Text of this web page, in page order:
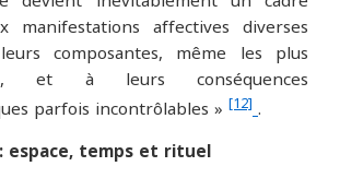
manifestations affectives diverses
composantes, même les plus
et à leurs conséquences
parfois incontrôlables » [12] .
espace, temps et rituel